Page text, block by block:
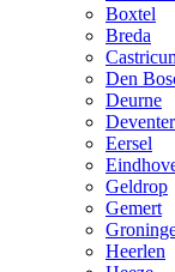
Boxtel
Breda
Den
Deurne
Deventer
Eersel
Geldrop
Gemert
Heerlen